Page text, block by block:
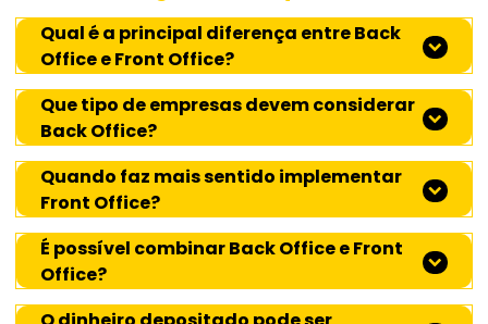
Qual é a principal diferença entre Back
Office e Front Office?
Que tipo de empresas devem considerar
Back Office?
Quando faz mais sentido implementar
Front Office?
É possível combinar Back Office e Front
Office?